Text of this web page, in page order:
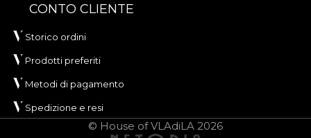
CONTO CLIENTE
Storico ordini
Prodotti preferiti
Metodi di pagamento
Spedizione e resi
© House of VLAdiLA 2026